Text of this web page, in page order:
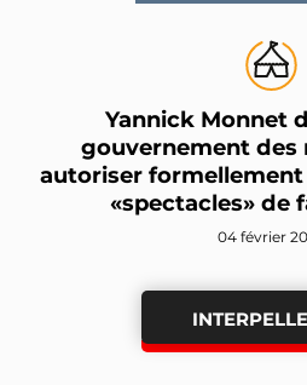
Yannick Monnet
gouvernement des
autoriser formellement
«spectacles» de
04 février